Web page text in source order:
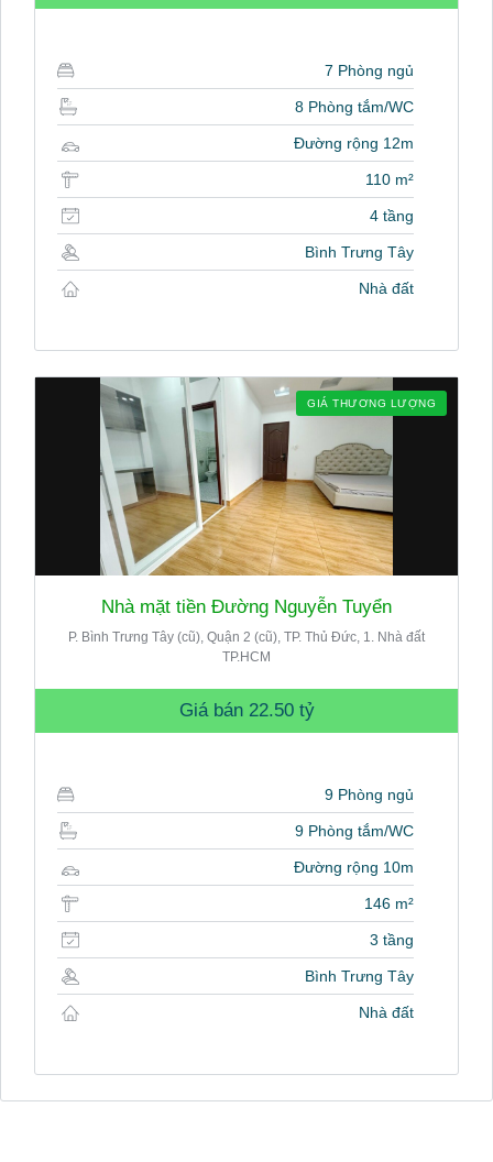
7 Phòng ngủ
8 Phòng tắm/WC
Đường rộng 12m
110 m²
4 tầng
Bình Trưng Tây
Nhà đất
GIÁ THƯƠNG LƯỢNG
Nhà mặt tiền Đường Nguyễn Tuyển
P. Bình Trưng Tây (cũ), Quận 2 (cũ), TP. Thủ Đức, 1. Nhà đất
TP.HCM
Giá bán 22.50 tỷ
9 Phòng ngủ
9 Phòng tắm/WC
Đường rộng 10m
146 m²
3 tầng
Bình Trưng Tây
Nhà đất